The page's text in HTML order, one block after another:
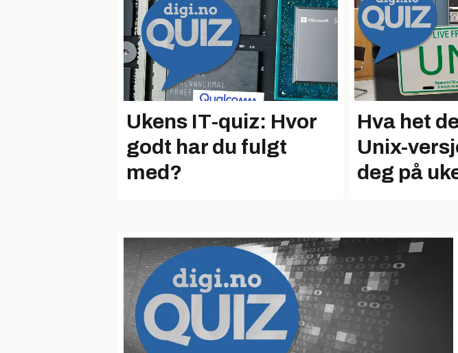
Ukens IT-quiz: Hvor
godt har du fulgt
med?
Hva het
Unix-
deg på